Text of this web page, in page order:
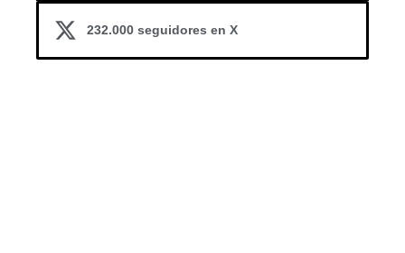
232.000 seguidores en X